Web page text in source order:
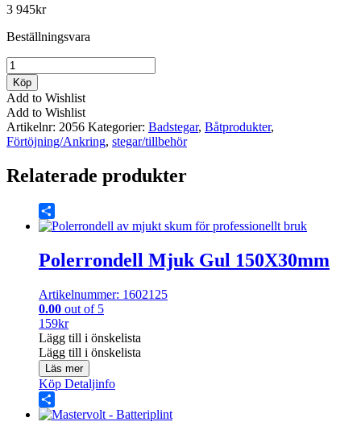
3 945kr
Beställningsvara
Fällbar
Stege
För
Rak/Positiv
Akterspegel
87X23cm
5
mängd
Köp
Add to Wishlist
Add to Wishlist
Artikelnr: 2056 Kategorier: Badstegar, Båtprodukter,
Förtöjning/Ankring, stegar/tillbehör
Relaterade produkter
Share
Polerrondell Mjuk Gul 150X30mm
Artikelnummer: 1602125
0.00 out of 5
159kr
Lägg till i önskelista
Lägg till i önskelista
Läs mer
Köp Detaljinfo
Share